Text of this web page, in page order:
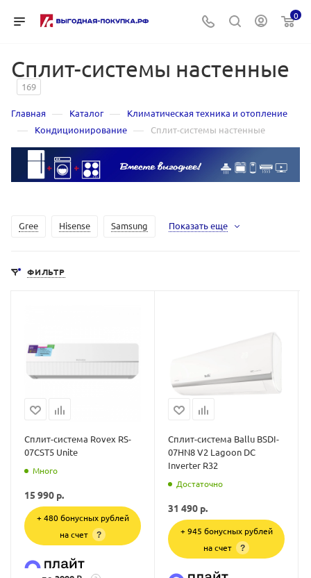
0
Сплит-системы настенные
169
Главная — Каталог — Климатическая техника и отопление
— Кондиционирование — Сплит-системы настенные
Gree Hisense Samsung Показать еще
ФИЛЬТР
Сплит-система Rovex RS-
07CST5 Unite
Много
15 990 р.
+ 480 бонусных рублей
на счет
?
Сплит-система Ballu BSDI-
07HN8 V2 Lagoon DC
Inverter R32
Достаточно
31 490 р.
+ 945 бонусных рублей
на счет
?